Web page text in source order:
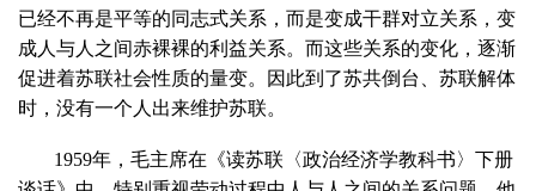
已经不再是平等的同志式关系，而是变成干群对立关系，变
成人与人之间赤裸裸的利益关系。而这些关系的变化，逐渐
促进着苏联社会性质的量变。因此到了苏共倒台、苏联解体
时，没有一个人出来维护苏联。
1959年，毛主席在《读苏联〈政治经济学教科书〉下册